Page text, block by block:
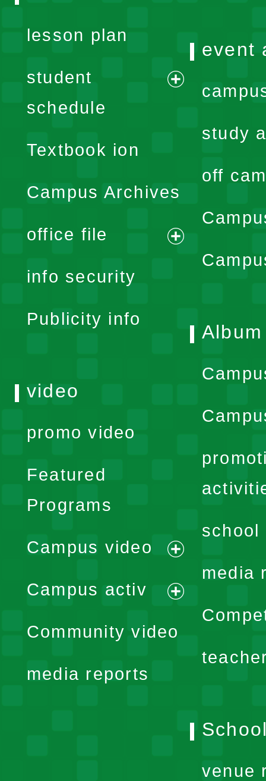
lesson plan
student
schedule
expand
menu
Textbook ion
Campus Archives
office file
expand
info security
Publicity info
event
study
off
Album
school
media
video
promo video
Featured
Programs
Campus video
expand
menu
Campus activ
expand
Community video
media reports
venue